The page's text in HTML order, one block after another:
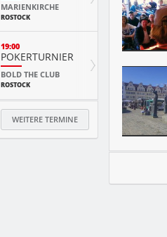
MARIENKIRCHE
ROSTOCK
19:00
POKERTURNIER
BOLD THE CLUB
ROSTOCK
WEITERE TERMINE